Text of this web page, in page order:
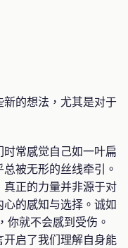
的想法，尤其是对于
时常感觉自己如一叶扁
被无形的丝线牵引。
正的力量并非源于对
的感知与选择。诚如
你就不会感到受伤。
启了我们理解自身能